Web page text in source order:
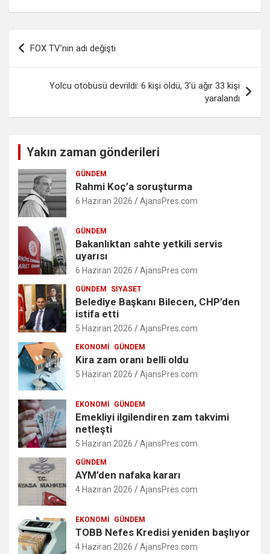
Yazı
gezinmesi
FOX TV’nin adı değişti
Yolcu otobüsü devrildi: 6 kişi öldü, 3’ü ağır 33 kişi
yaralandı
Yakın zaman gönderileri
GÜNDEM
Rahmi Koç’a soruşturma
6 Haziran 2026 AjansPres.com
GÜNDEM
Bakanlıktan sahte yetkili servis
uyarısı
6 Haziran 2026 AjansPres.com
GÜNDEM SIYASET
Belediye Başkanı Bilecen, CHP’den
istifa etti
5 Haziran 2026 AjansPres.com
EKONOMI GÜNDEM
Kira zam oranı belli oldu
5 Haziran 2026 AjansPres.com
EKONOMI GÜNDEM
Emekliyi ilgilendiren zam takvimi
netleşti
5 Haziran 2026 AjansPres.com
GÜNDEM
AYM’den nafaka kararı
4 Haziran 2026 AjansPres.com
EKONOMI GÜNDEM
TOBB Nefes Kredisi yeniden başlıyor
4 Haziran 2026 AjansPres.com